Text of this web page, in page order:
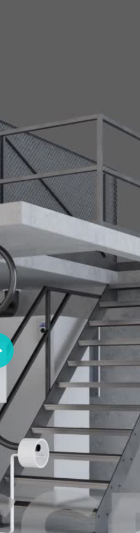
Abspielen